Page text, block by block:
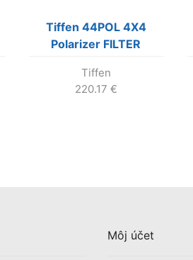
Tiffen 44POL 4X4
Polarizer FILTER
Tiffen
220.17 €
Môj účet